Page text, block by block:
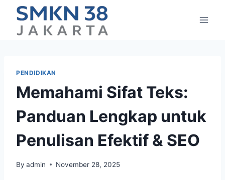
content
PENDIDIKAN
Memahami Sifat Teks:
Panduan Lengkap untuk
Penulisan Efektif & SEO
By admin November 28, 2025